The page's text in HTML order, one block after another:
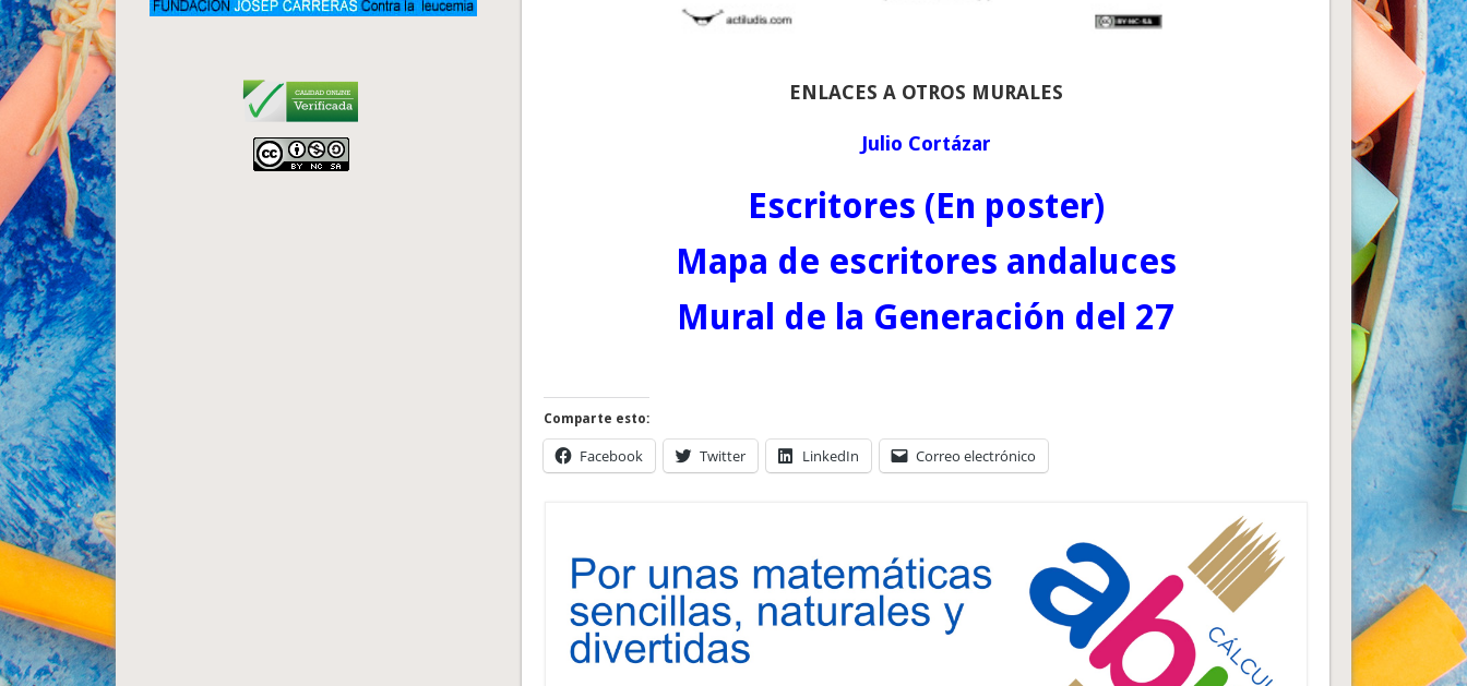
ENLACES A OTROS MURALES
Julio Cortázar
Escritores (En poster)
Mapa de escritores andaluces
Mural de la Generación del 27
Comparte esto:
Facebook Twitter LinkedIn Correo electrónico